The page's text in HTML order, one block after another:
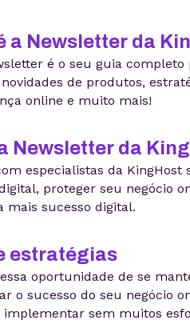
a Newsletter da
é o seu guia
de produtos,
online e muito mais!
Newsletter da
especialistas da
proteger seu negócio
mais sucesso digital.
estratégias
oportunidade de se
o sucesso do seu negócio
implementar sem muitos